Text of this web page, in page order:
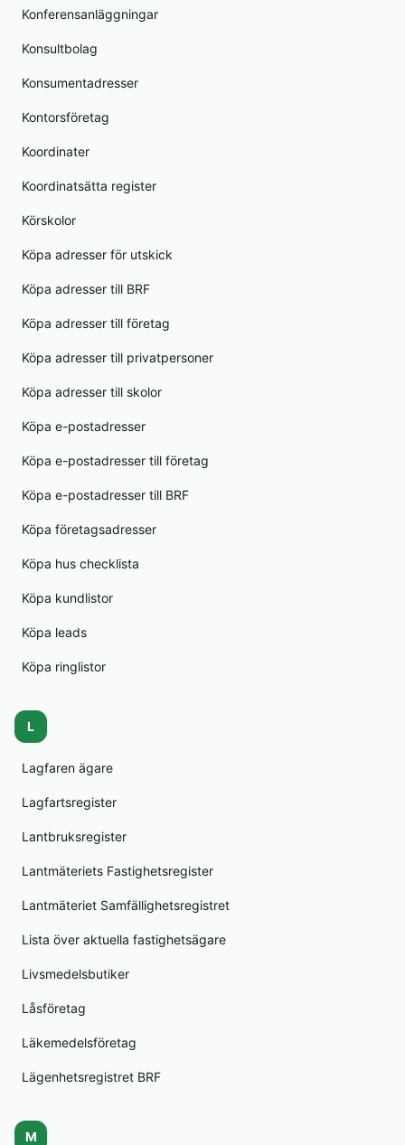
Konferensanläggningar
Konsultbolag
Konsumentadresser
Kontorsföretag
Koordinater
Koordinatsätta register
Körskolor
Köpa adresser för utskick
Köpa adresser till BRF
Köpa adresser till företag
Köpa adresser till privatpersoner
Köpa adresser till skolor
Köpa e-postadresser
Köpa e-postadresser till företag
Köpa e-postadresser till BRF
Köpa företagsadresser
Köpa hus checklista
Köpa kundlistor
Köpa leads
Köpa ringlistor
L
Lagfaren ägare
Lagfartsregister
Lantbruksregister
Lantmäteriets Fastighetsregister
Lantmäteriet Samfällighetsregistret
Lista över aktuella fastighetsägare
Livsmedelsbutiker
Låsföretag
Läkemedelsföretag
Lägenhetsregistret BRF
M